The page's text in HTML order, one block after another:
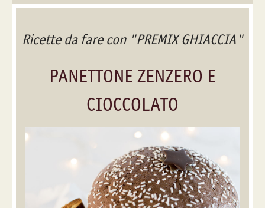
Ricette da fare con "PREMIX GHIACCIA"
PANETTONE ZENZERO E
CIOCCOLATO